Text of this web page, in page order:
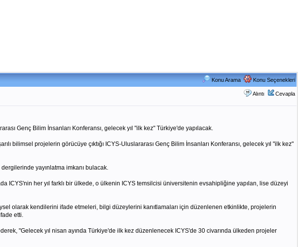
Konu Arama Konu Seçenekleri
Alıntı Cevapla
Genç Bilim İnsanları Konferansı, gelecek yıl "ilk kez" Türkiye'de yapılacak.
bilimsel projelerin görücüye çıktığı ICYS-Uluslararası Genç Bilim İnsanları Konferansı, gelecek yıl "ilk kez"
yayınlatma imkanı bulacak.
ICYS'nin her yıl farklı bir ülkede, o ülkenin ICYS temsilcisi üniversitenin evsahipliğine yapılan, lise düzeyi
olarak kendilerini ifade etmeleri, bilgi düzeylerini kanıtlamaları için düzenlenen etkinlikte, projelerin
etti.
"Gelecek yıl nisan ayında Türkiye'de ilk kez düzenlenecek ICYS'de 30 civarında ülkeden projeler